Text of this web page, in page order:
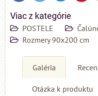
Viac z kategórie
POSTELE
Rozmery 90x200 cm
Galéria
Otázka k produktu